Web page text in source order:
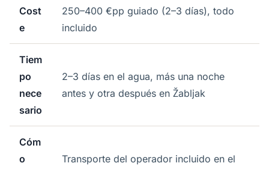
Cost
e
250–400 €pp guiado (2–3 días), todo
incluido
Tiem
po
nece
sario
2–3 días en el agua, más una noche
antes y otra después en Žabljak
Cóm
o
Transporte del operador incluido en el